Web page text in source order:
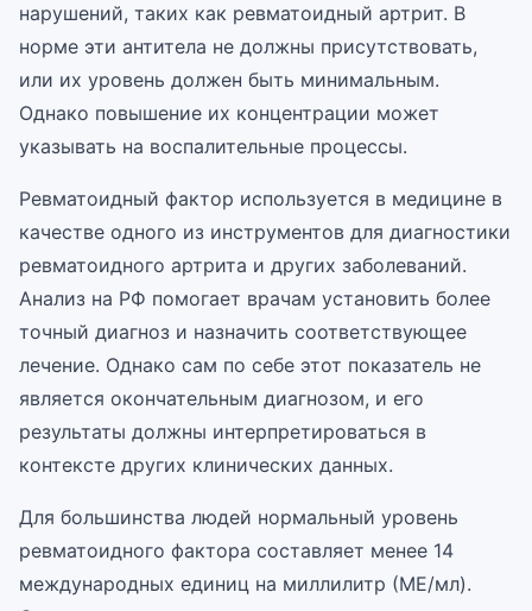
нарушений, таких как ревматоидный артрит. В
норме эти антитела не должны присутствовать,
или их уровень должен быть минимальным.
Однако повышение их концентрации может
указывать на воспалительные процессы.
Ревматоидный фактор используется в медицине в
качестве одного из инструментов для диагностики
ревматоидного артрита и других заболеваний.
Анализ на РФ помогает врачам установить более
точный диагноз и назначить соответствующее
лечение. Однако сам по себе этот показатель не
является окончательным диагнозом, и его
результаты должны интерпретироваться в
контексте других клинических данных.
Для большинства людей нормальный уровень
ревматоидного фактора составляет менее 14
международных единиц на миллилитр (МЕ/мл).